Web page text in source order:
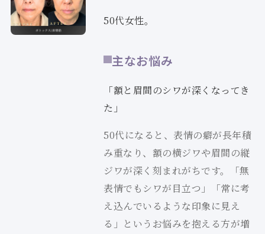
50代女性。
主なお悩み
「額と眉間のシワが深くなってき
た」
50代になると、表情の癖が長年積
み重なり、額の横ジワや眉間の縦
ジワが深く刻まれがちです。「無
表情でもシワが目立つ」「常に考
え込んでいるような印象に見え
る」というお悩みを抱える方が増